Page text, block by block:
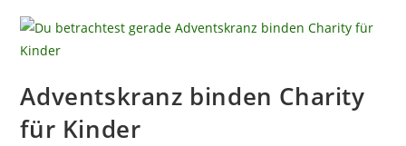
Adventskranz binden Charity
für Kinder